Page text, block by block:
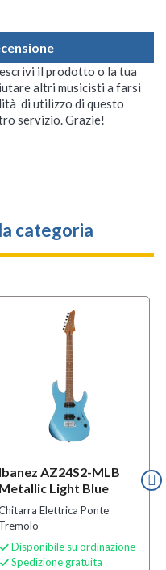
il prodotto o la tua
altri musicisti a farsi
di utilizzo di questo
servizio. Grazie!
categoria
Ibanez AZ24S2-MLB
Metallic Light Blue
Elettrica Ponte
Tremolo
 Disponibile su ordinazione
 Spedizione gratuita